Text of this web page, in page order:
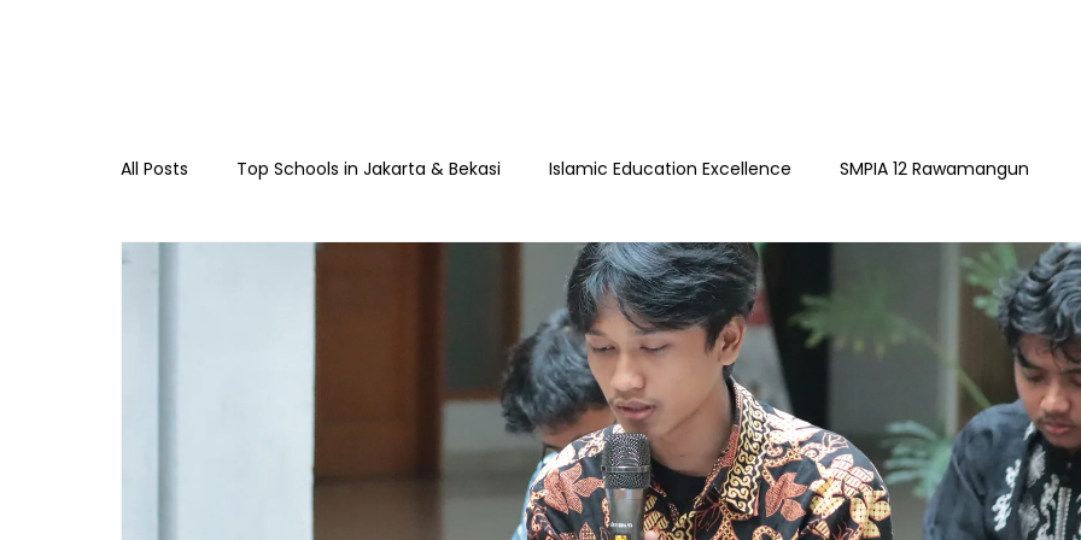
All Posts Top Schools in Jakarta & Bekasi Islamic Education Excellence SMPIA 12 Rawamangun
TKIA 13 Rawamangun YAPI Playgroup Sakinah SMPIA 55
SMAIA 33 Jatimakmur